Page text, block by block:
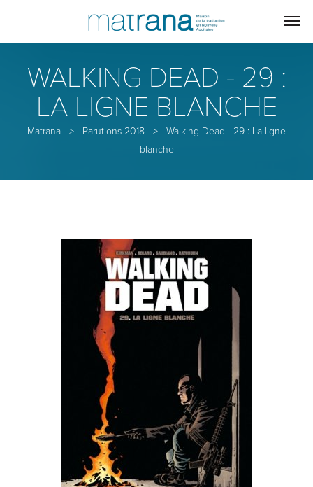
WALKING DEAD - 29 :
LA LIGNE BLANCHE
Matrana > Parutions 2018 >
Walking Dead - 29 : La ligne
blanche